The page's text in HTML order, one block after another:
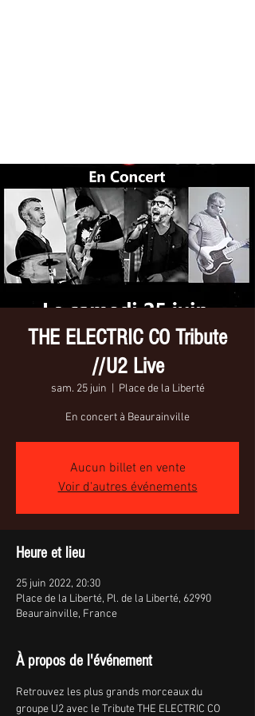
THE ELECTRIC CO Tribute
//U2 Live
sam. 25 juin Place de la Liberté
En concert à Beaurainville
Aucun billet en vente
Voir d'autres événements
Heure et lieu
25 juin 2022, 20:30
Place de la Liberté, Pl. de la Liberté, 62990
Beaurainville, France
À propos de l'événement
Retrouvez les plus grands morceaux du
groupe U2 avec le Tribute THE ELECTRIC CO